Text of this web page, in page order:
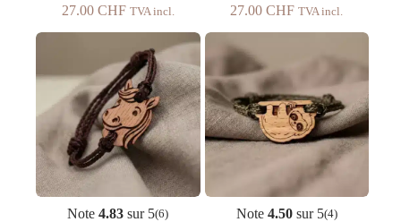
27.00 CHF TVA incl.
27.00CHF TVA incl.
Note4.83 sur 5(6) Note 4.50sur 5(4)